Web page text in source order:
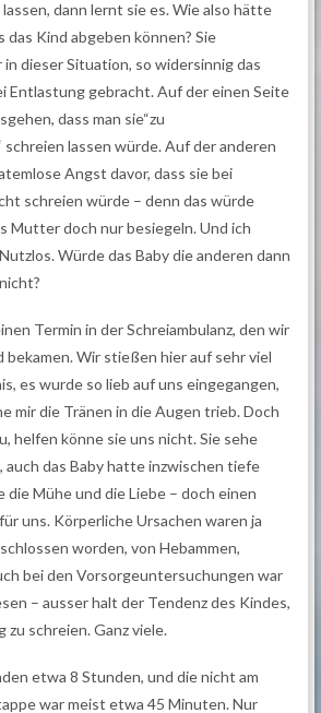
dann lernt sie es. Wie also hätte
Kind abgeben können? Sie
dieser Situation, so widersinnig das
Entlastung gebracht. Auf der einen Seite
dass man sie“zu
schreien lassen würde. Auf der anderen
Angst davor, dass sie bei
schreien würde – denn das würde
Mutter doch nur besiegeln. Und ich
Würde das Baby die anderen dann
Termin in der Schreiambulanz, den wir
bekamen. Wir stießen hier auf sehr viel
es wurde so lieb auf uns eingegangen,
mir die Tränen in die Augen trieb. Doch
helfen könne sie uns nicht. Sie sehe
auch das Baby hatte inzwischen tiefe
die Mühe und die Liebe – doch einen
uns. Körperliche Ursachen waren ja
worden, von Hebammen,
bei den Vorsorgeuntersuchungen war
– ausser halt der Tendenz des Kindes,
zu schreien. Ganz viele.
etwa 8 Stunden, und die nicht am
war meist etwa 45 Minuten. Nur